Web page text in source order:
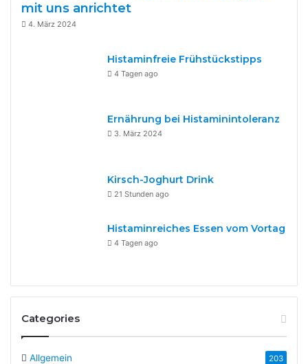
mit uns anrichtet
4. März 2024
Histaminfreie Frühstückstipps
4 Tagen ago
Ernährung bei Histaminintoleranz
3. März 2024
Kirsch-Joghurt Drink
21 Stunden ago
Histaminreiches Essen vom Vortag
4 Tagen ago
Categories
Allgemein 203